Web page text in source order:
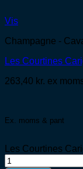
Vis
Champagne -
Les Courtines
263,40 kr. ex
Ex. moms & pant
Les Courtines